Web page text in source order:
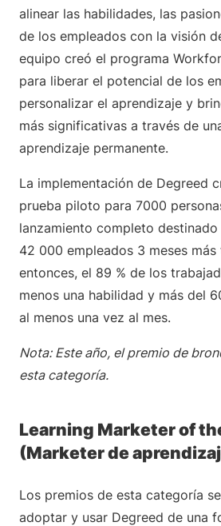
alinear las habilidades, las
de los empleados con la visión
equipo creó el programa
para liberar el potencial de los
personalizar el aprendizaje y
más significativas a través de
aprendizaje permanente.
La implementación de Degreed
prueba piloto para 7000
lanzamiento completo destinado
42 000 empleados 3 meses más
entonces, el 89 % de los
menos una habilidad y más del
al menos una vez al mes.
Nota: Este año, el premio de
esta categoría.
Learning Marketer of
(Marketer de
Los premios de esta categoría
adoptar y usar Degreed de una